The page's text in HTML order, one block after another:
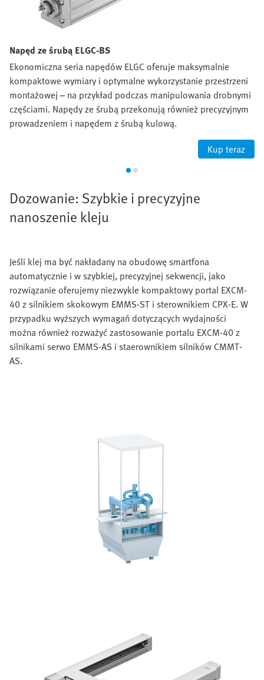
Napęd ze śrubą ELGC-BS
Ekonomiczna seria napędów ELGC oferuje maksymalnie
kompaktowe wymiary i optymalne wykorzystanie przestrzeni
montażowej – na przykład podczas manipulowania drobnymi
częściami. Napędy ze śrubą przekonują również precyzyjnym
prowadzeniem i napędem z śrubą kulową.
Kup teraz
Dozowanie: Szybkie i precyzyjne
nanoszenie kleju
Jeśli klej ma być nakładany na obudowę smartfona
automatycznie i w szybkiej, precyzyjnej sekwencji, jako
rozwiązanie oferujemy niezwykle kompaktowy portal EXCM-
40 z silnikiem skokowym EMMS-ST i sterownikiem CPX-E. W
przypadku wyższych wymagań dotyczących wydajności
można również rozważyć zastosowanie portalu EXCM-40 z
silnikami serwo EMMS-AS i staerownikiem silników CMMT-
AS.